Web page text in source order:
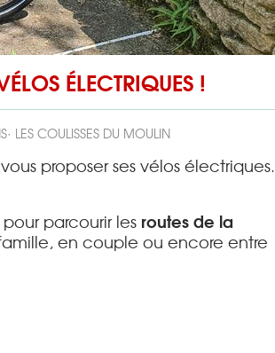
ÉLECTRIQUES !
LES COULISSES DU MOULIN
proposer ses vélos électriques.
pour parcourir les routes de la
en couple ou encore entre